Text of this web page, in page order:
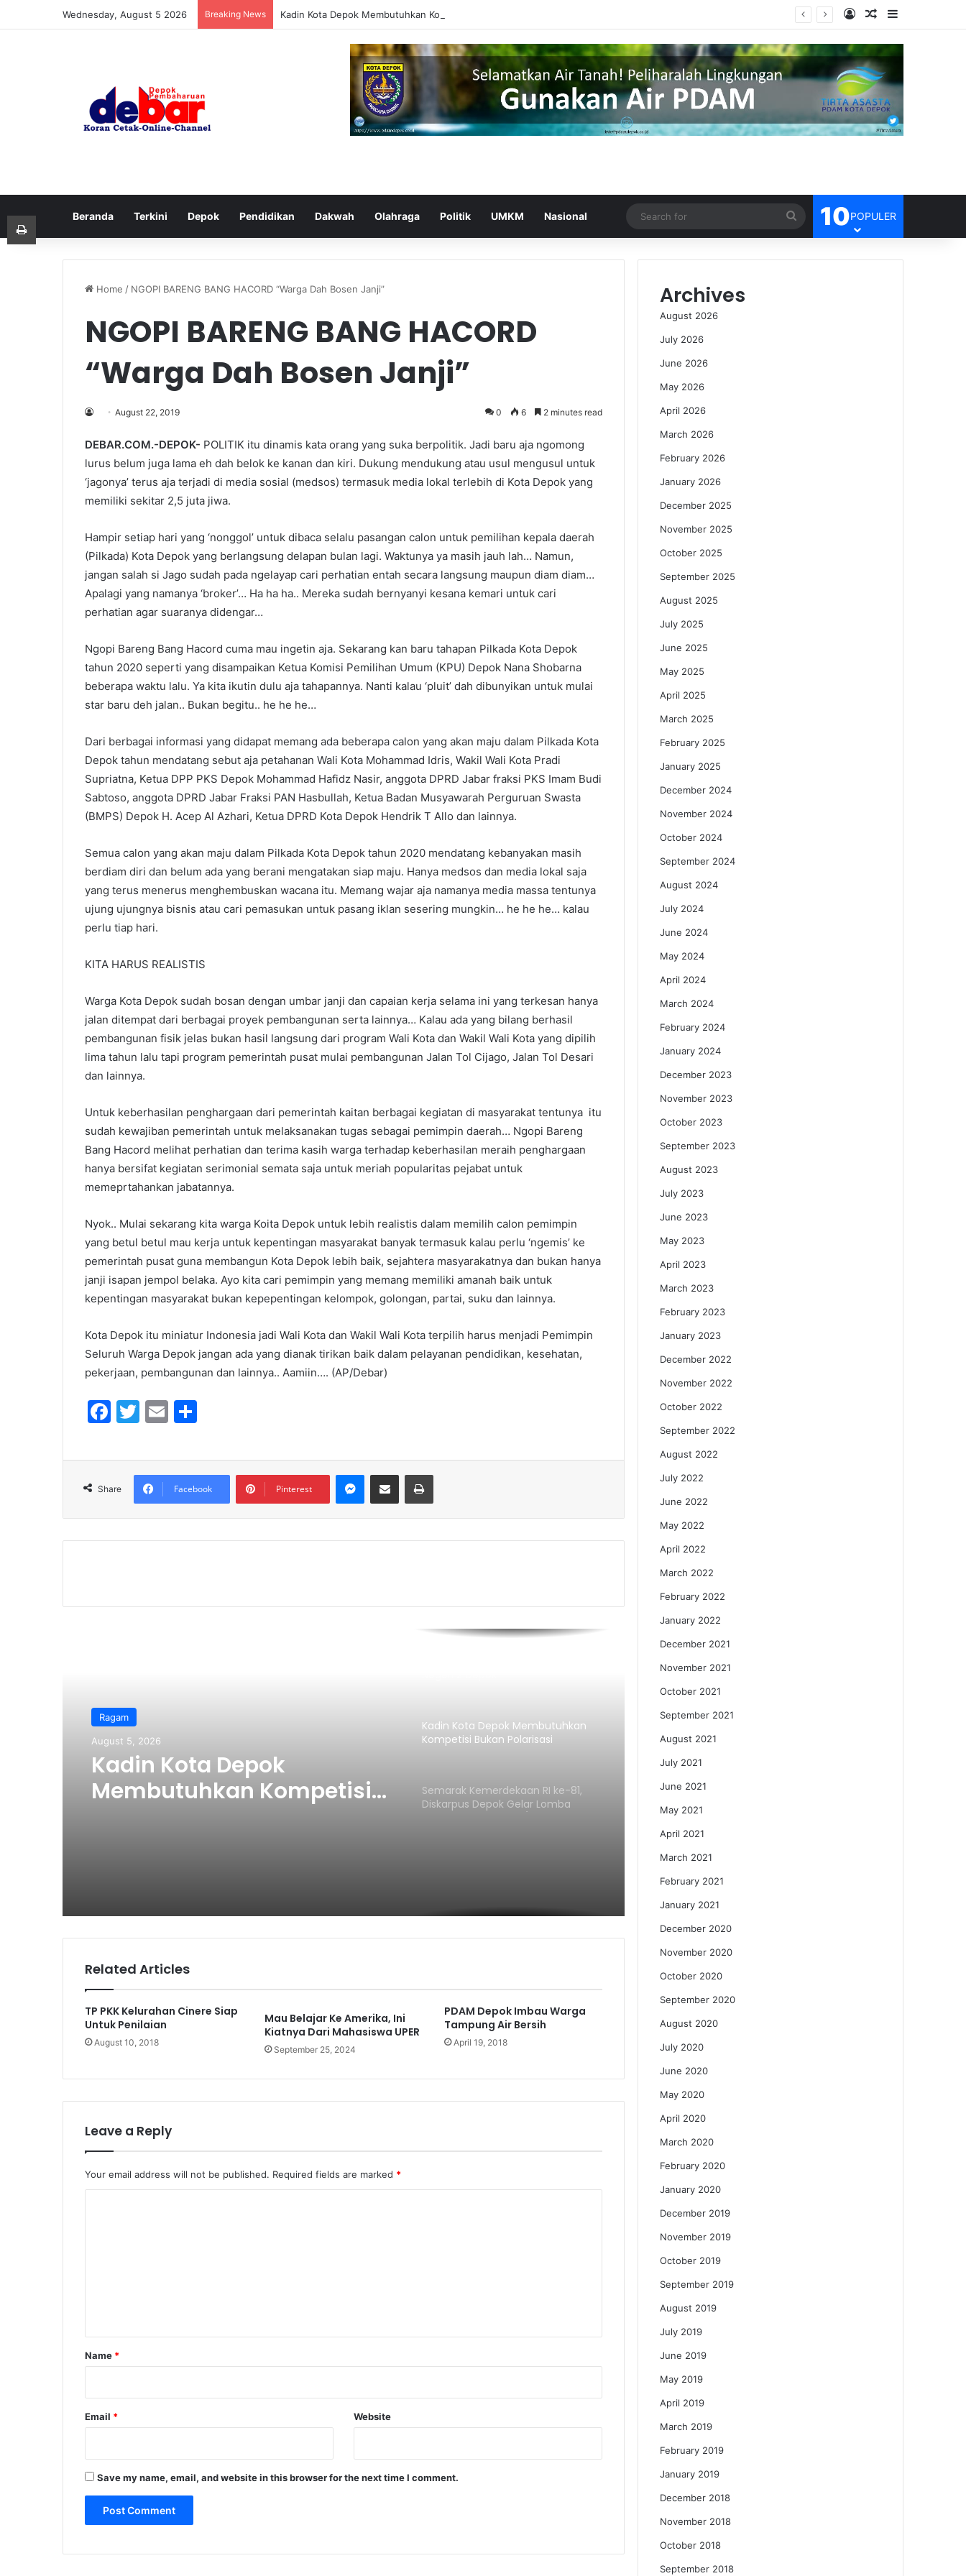
Wednesday, August 5 2026 Breaking News Kadin Kota Depok Membutuhkan Kompetisi Bukan Polarisasi Log InRandom Article
Beranda Terkini Depok Pendidikan Dakwah Olahraga Politik UMKM Nasional
Search
for
10POPULER
Home / NGOPI BARENG BANG HACORD “Warga Dah Bosen Janji”
NGOPI BARENG BANG HACORD
“Warga Dah Bosen Janji”
August 22, 2019 0 6 2 minutes read
DEBAR.COM.-DEPOK- POLITIK itu dinamis kata orang yang suka berpolitik. Jadi baru aja ngomong
lurus belum juga lama eh dah belok ke kanan dan kiri. Dukung mendukung atau usul mengusul untuk
‘jagonya’ terus aja terjadi di media sosial (medsos) termasuk media lokal terlebih di Kota Depok yang
memiliki sekitar 2,5 juta jiwa.
Hampir setiap hari yang ‘nonggol’ untuk dibaca selalu pasangan calon untuk pemilihan kepala daerah
(Pilkada) Kota Depok yang berlangsung delapan bulan lagi. Waktunya ya masih jauh lah… Namun,
jangan salah si Jago sudah pada ngelayap cari perhatian entah secara langsung maupun diam diam…
Apalagi yang namanya ‘broker’… Ha ha ha.. Mereka sudah bernyanyi kesana kemari untuk cari
perhatian agar suaranya didengar…
Ngopi Bareng Bang Hacord cuma mau ingetin aja. Sekarang kan baru tahapan Pilkada Kota Depok
tahun 2020 seperti yang disampaikan Ketua Komisi Pemilihan Umum (KPU) Depok Nana Shobarna
beberapa waktu lalu. Ya kita ikutin dulu aja tahapannya. Nanti kalau ‘pluit’ dah dibunyikan untuk mulai
star baru deh jalan.. Bukan begitu.. he he he…
Dari berbagai informasi yang didapat memang ada beberapa calon yang akan maju dalam Pilkada Kota
Depok tahun mendatang sebut aja petahanan Wali Kota Mohammad Idris, Wakil Wali Kota Pradi
Supriatna, Ketua DPP PKS Depok Mohammad Hafidz Nasir, anggota DPRD Jabar fraksi PKS Imam Budi
Sabtoso, anggota DPRD Jabar Fraksi PAN Hasbullah, Ketua Badan Musyawarah Perguruan Swasta
(BMPS) Depok H. Acep Al Azhari, Ketua DPRD Kota Depok Hendrik T Allo dan lainnya.
Semua calon yang akan maju dalam Pilkada Kota Depok tahun 2020 mendatang kebanyakan masih
berdiam diri dan belum ada yang berani mengatakan siap maju. Hanya medsos dan media lokal saja
yang terus menerus menghembuskan wacana itu. Memang wajar aja namanya media massa tentunya
ujung ujungnya bisnis atau cari pemasukan untuk pasang iklan sesering mungkin… he he he… kalau
perlu tiap hari.
KITA HARUS REALISTIS
Warga Kota Depok sudah bosan dengan umbar janji dan capaian kerja selama ini yang terkesan hanya
jalan ditempat dari berbagai proyek pembangunan serta lainnya… Kalau ada yang bilang berhasil
pembangunan fisik jelas bukan hasil langsung dari program Wali Kota dan Wakil Wali Kota yang dipilih
lima tahun lalu tapi program pemerintah pusat mulai pembangunan Jalan Tol Cijago, Jalan Tol Desari
dan lainnya.
Untuk keberhasilan penghargaan dari pemerintah kaitan berbagai kegiatan di masyarakat tentunya itu
sudah kewajiban pemerintah untuk melaksanakan tugas sebagai pemimpin daerah… Ngopi Bareng
Bang Hacord melihat perhatian dan terima kasih warga terhadap keberhasilan meraih penghargaan
hanya bersifat kegiatan serimonial semata saja untuk meriah popularitas pejabat untuk
memeprtahankan jabatannya.
Nyok.. Mulai sekarang kita warga Koita Depok untuk lebih realistis dalam memilih calon pemimpin
yang betul betul mau kerja untuk kepentingan masyarakat banyak termasuk kalau perlu ‘ngemis’ ke
pemerintah pusat guna membangun Kota Depok lebih baik, sejahtera masyarakatnya dan bukan hanya
janji isapan jempol belaka. Ayo kita cari pemimpin yang memang memiliki amanah baik untuk
kepentingan masyarakat bukan kepepentingan kelompok, golongan, partai, suku dan lainnya.
Kota Depok itu miniatur Indonesia jadi Wali Kota dan Wakil Wali Kota terpilih harus menjadi Pemimpin
Seluruh Warga Depok jangan ada yang dianak tirikan baik dalam pelayanan pendidikan, kesehatan,
pekerjaan, pembangunan dan lainnya.. Aamiin…. (AP/Debar)
F
c
e
o
o
T
itt
er
E
ai
l
ar
e
Share Facebook Pinterest
Ragam
August 5, 2026
Kadin Kota Depok
Membutuhkan Kompetisi
Kadin Kota Depok Membutuhkan
Kompetisi Bukan Polarisasi
Semarak Kemerdekaan RI ke-81,
Diskarpus Depok Gelar Lomba
Related Articles
TP PKK Kelurahan Cinere Siap
Untuk Penilaian
August 10, 2018
Mau Belajar Ke Amerika, Ini
Kiatnya Dari Mahasiswa UPER
September 25, 2024
PDAM Depok Imbau Warga
Tampung Air Bersih
April 19, 2018
Leave a Reply
Your email address will not be published. Required fields are marked *
*
Name *
Email * Website
Save my name, email, and website in this browser for the next time I comment.
Archives
August 2026
July 2026
June 2026
May 2026
April 2026
March 2026
February 2026
January 2026
December 2025
November 2025
October 2025
September 2025
August 2025
July 2025
June 2025
May 2025
April 2025
March 2025
February 2025
January 2025
December 2024
November 2024
October 2024
September 2024
August 2024
July 2024
June 2024
May 2024
April 2024
March 2024
February 2024
January 2024
December 2023
November 2023
October 2023
September 2023
August 2023
July 2023
June 2023
May 2023
April 2023
March 2023
February 2023
January 2023
December 2022
November 2022
October 2022
September 2022
August 2022
July 2022
June 2022
May 2022
April 2022
March 2022
February 2022
January 2022
December 2021
November 2021
October 2021
September 2021
August 2021
July 2021
June 2021
May 2021
April 2021
March 2021
February 2021
January 2021
December 2020
November 2020
October 2020
September 2020
August 2020
July 2020
June 2020
May 2020
April 2020
March 2020
February 2020
January 2020
December 2019
November 2019
October 2019
September 2019
August 2019
July 2019
June 2019
May 2019
April 2019
March 2019
February 2019
January 2019
December 2018
November 2018
October 2018
September 2018